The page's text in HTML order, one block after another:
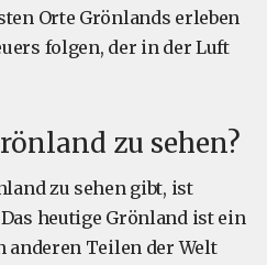
Orte Grönlands erleben
folgen, der in der Luft
zu sehen?
zu sehen gibt, ist
heutige Grönland ist ein
anderen Teilen der Welt